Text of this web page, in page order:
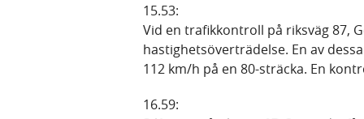
15.53:
Vid en trafikkontroll på riksväg 87,
hastighetsöverträdelse. En av
112 km/h på en 80-sträcka. En
16.59: